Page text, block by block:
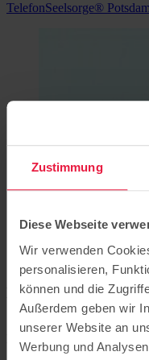
Zustimmung
Diese Webseite
Wir verwenden
personalisieren,
können und die
Außerdem geben wir
unserer Website an
Werbung und
TelefonSeelsorge® Potsdam
Kinder- und
"Sich aussprechen